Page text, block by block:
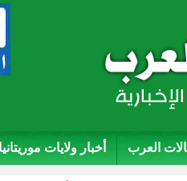
العرب أخبار ولايات موريتانيا